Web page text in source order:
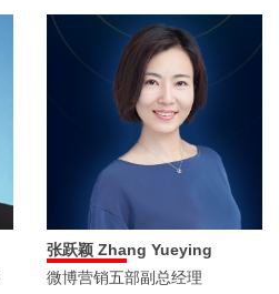
张跃颖 Zhang Yueying
微博营销五部副总经理